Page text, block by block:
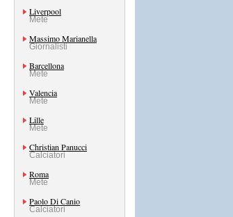
Liverpool
Mete
Massimo Marianella
Giornalisti
Barcellona
Mete
Valencia
Mete
Lille
Mete
Christian Panucci
Calciatori
Roma
Mete
Paolo Di Canio
Calciatori